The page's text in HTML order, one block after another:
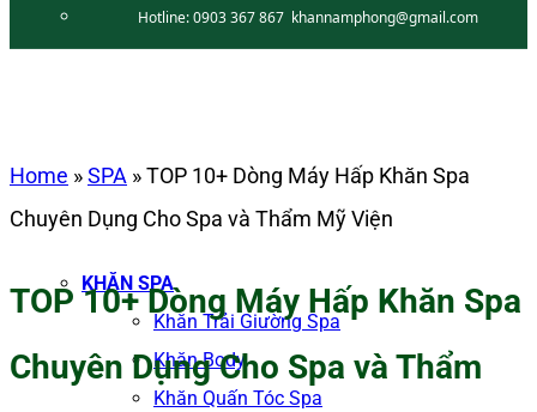
Hotline:0903 367 867 khannamphong@gmail.com
KHĂN SPA
Khăn Trải Giường Spa
Khăn Body
Khăn Quấn Tóc Spa
Home »SPA »TOP 10+ Dòng Máy Hấp Khăn Spa
Chuyên Dụng Cho Spa và Thẩm Mỹ Viện
TOP 10+ Dòng Máy Hấp Khăn Spa
Chuyên Dụng Cho Spa và Thẩm